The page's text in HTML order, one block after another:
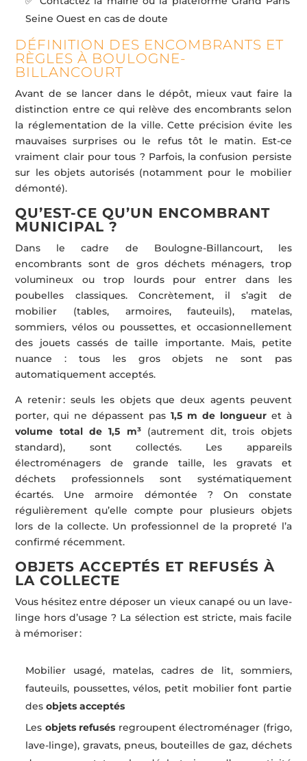
Seine Ouest en cas de doute
DÉFINITION DES ENCOMBRANTS ET
RÈGLES À BOULOGNE-
BILLANCOURT
Avant de se lancer dans le dépôt, mieux vaut faire la
distinction entre ce qui relève des encombrants selon
la réglementation de la ville. Cette précision évite les
mauvaises surprises ou le refus tôt le matin. Est-ce
vraiment clair pour tous ? Parfois, la confusion persiste
sur les objets autorisés (notamment pour le mobilier
démonté).
QU’EST-CE QU’UN ENCOMBRANT
MUNICIPAL ?
Dans le cadre de Boulogne-Billancourt, les
encombrants sont de gros déchets ménagers, trop
volumineux ou trop lourds pour entrer dans les
poubelles classiques. Concrètement, il s’agit de
mobilier (tables, armoires, fauteuils), matelas,
sommiers, vélos ou poussettes, et occasionnellement
des jouets cassés de taille importante. Mais, petite
nuance : tous les gros objets ne sont pas
automatiquement acceptés.
A retenir : seuls les objets que deux agents peuvent
porter, qui ne dépassent pas 1,5 m de longueuret à
volume total de 1,5 m³(autrement dit, trois objets
standard), sont collectés. Les appareils
électroménagers de grande taille, les gravats et
déchets professionnels sont systématiquement
écartés. Une armoire démontée ? On constate
régulièrement qu’elle compte pour plusieurs objets
lors de la collecte. Un professionnel de la propreté l’a
confirmé récemment.
OBJETS ACCEPTÉS ET REFUSÉS À
LA COLLECTE
Vous hésitez entre déposer un vieux canapé ou un lave-
linge hors d’usage ? La sélection est stricte, mais facile
à mémoriser :
Mobilier usagé, matelas, cadres de lit, sommiers,
fauteuils, poussettes, vélos, petit mobilier font partie
desobjets acceptés
Les objets refusés regroupent électroménager (frigo,
lave-linge), gravats, pneus, bouteilles de gaz, déchets